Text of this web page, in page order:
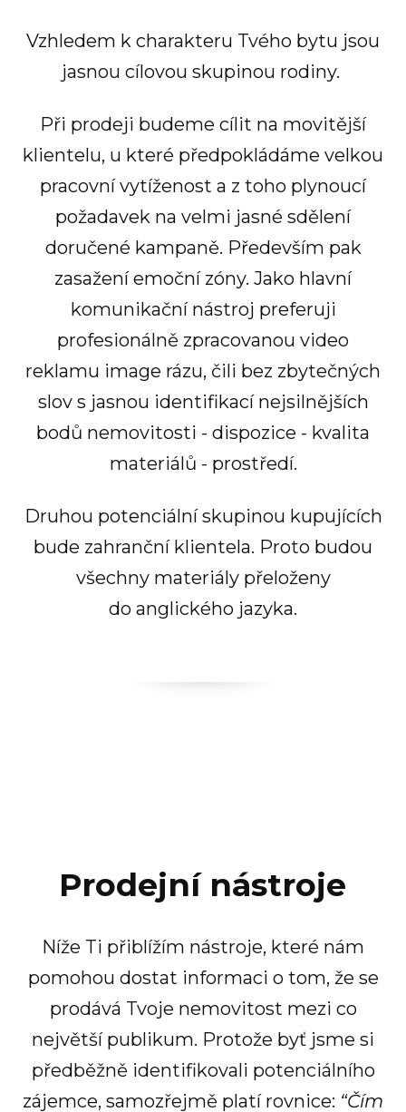
Vzhledem k charakteru Tvého bytu jsou
jasnou cílovou skupinou rodiny.
Při prodeji budeme cílit na movitější
klientelu, u které předpokládáme velkou
pracovní vytíženost a z toho plynoucí
požadavek na velmi jasné sdělení
doručené kampaně. Především pak
zasažení emoční zóny. Jako hlavní
komunikační nástroj preferuji
profesionálně zpracovanou video
reklamu image rázu, čili bez zbytečných
slov s jasnou identifikací nejsilnějších
bodů nemovitosti - dispozice - kvalita
materiálů - prostředí.
Druhou potenciální skupinou kupujících
bude zahranční klientela. Proto budou
všechny materiály přeloženy
do anglického jazyka.
Prodejní nástroje
Níže Ti přiblížím nástroje, které nám
pomohou dostat informaci o tom, že se
prodává Tvoje nemovitost mezi co
největší publikum. Protože byť jsme si
předběžně identifikovali potenciálního
zájemce, samozřejmě platí rovnice: “Čím